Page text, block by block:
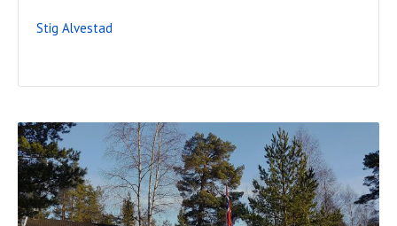
Stig Alvestad